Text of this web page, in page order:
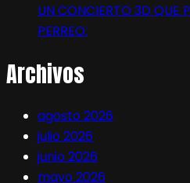
UN CONCIERTO 3D QUE
PERREO:
Archivos
agosto 2026
julio 2026
junio 2026
mayo 2026